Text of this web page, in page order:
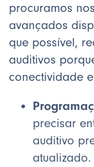
procuramos
avançados
que possível,
auditivos
conectividade
precisar
auditivo